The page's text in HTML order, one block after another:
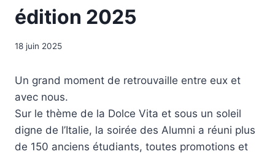
édition 2025
18 juin 2025
Un grand moment de retrouvaille entre eux et
avec nous.
Sur le thème de la Dolce Vita et sous un soleil
digne de l’Italie, la soirée des Alumni a réuni plus
de 150 anciens étudiants, toutes promotions et